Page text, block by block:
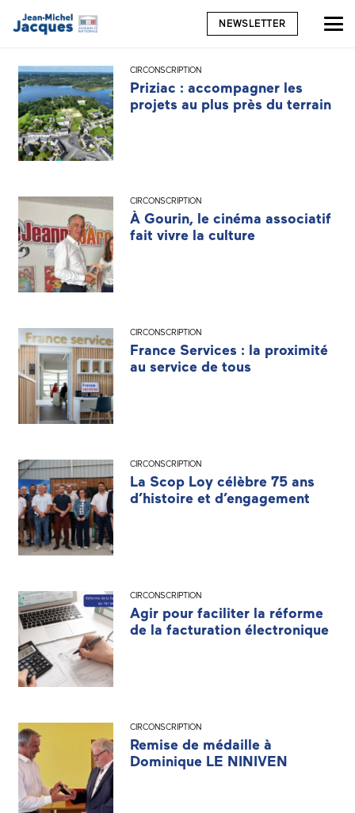
NEWSLETTER
CIRCONSCRIPTION
Priziac : accompagner les
projets au plus près du terrain
CIRCONSCRIPTION
À Gourin, le cinéma associatif
fait vivre la culture
CIRCONSCRIPTION
France Services : la proximité
au service de tous
CIRCONSCRIPTION
La Scop Loy célèbre 75 ans
d’histoire et d’engagement
CIRCONSCRIPTION
Agir pour faciliter la réforme
de la facturation électronique
CIRCONSCRIPTION
Remise de médaille à
Dominique LE NINIVEN